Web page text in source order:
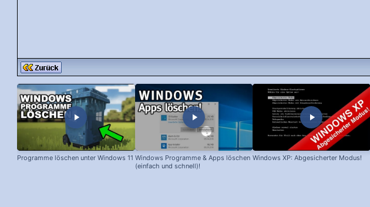
Programme löschen unter Windows 11 Windows Programme & Apps löschen
(einfach und schnell)!
Windows XP: Abgesicherter Modus!